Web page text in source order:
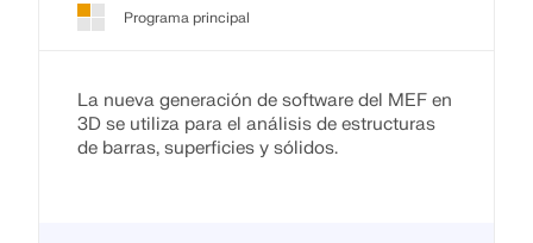
Programa principal
La nueva generación de software del MEF en
3D se utiliza para el análisis de estructuras
de barras, superficies y sólidos.